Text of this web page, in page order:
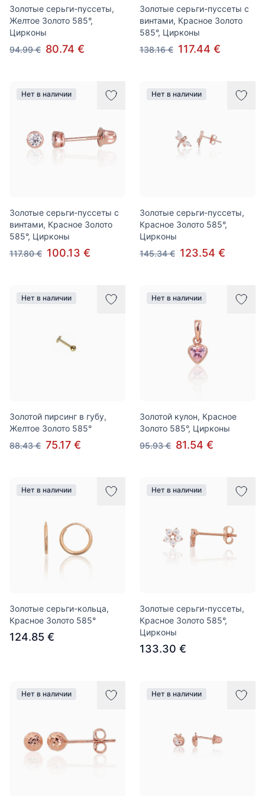
Золотые серьги-пуссеты,
Желтое Золото 585°,
Цирконы
94.99 € 80.74 €
Золотые серьги-пуссеты с
винтами, Красное Золото
585°, Цирконы
138.16 € 117.44 €
Нет в наличии
Золотые серьги-пуссеты с
винтами, Красное Золото
585°, Цирконы
117.80 € 100.13 €
Нет в наличии
Золотые серьги-пуссеты,
Красное Золото 585°,
Цирконы
145.34 € 123.54 €
Нет в наличии
Золотой пирсинг в губу,
Желтое Золото 585°
88.43 € 75.17 €
Нет в наличии
Золотой кулон, Красное
Золото 585°, Цирконы
95.93 € 81.54 €
Нет в наличии
Золотые серьги-кольца,
Красное Золото 585°
124.85 €
Нет в наличии
Золотые серьги-пуссеты,
Красное Золото 585°,
Цирконы
133.30 €
Нет в наличии Нет в наличии